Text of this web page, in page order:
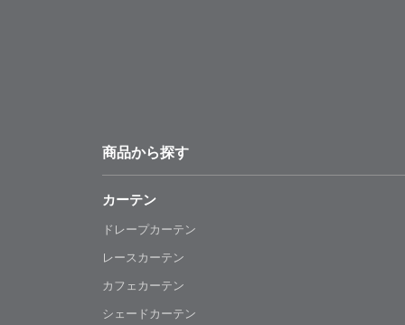
商品から探す
カーテン
ドレープカーテン
レースカーテン
カフェカーテン
シェードカーテン